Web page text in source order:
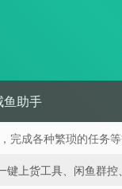
鱼助手
成各种繁琐的任务
键上货工具、闲鱼群